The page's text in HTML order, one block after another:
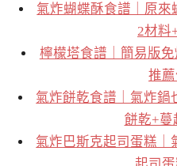
氣炸蝴蝶酥食譜｜原來
2材料
檸檬塔食譜｜簡易版
推
氣炸餅乾食譜｜氣炸鍋
餅乾+蔓
氣炸巴斯克起司蛋糕｜